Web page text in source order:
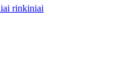
rinkiniai